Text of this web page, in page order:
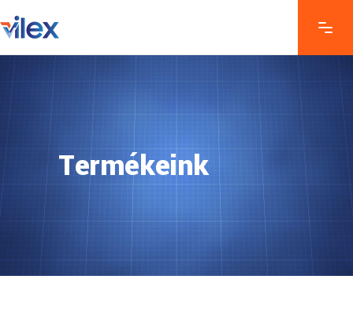
Termékeink